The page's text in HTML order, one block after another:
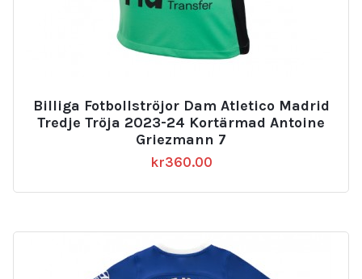
Billiga Fotbollströjor Dam Atletico Madrid
Tredje Tröja 2023-24 Kortärmad Antoine
Griezmann 7
kr360.00